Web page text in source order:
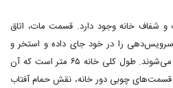
شفاف خانه وجود دارد. قسمت مات، اتاق
را در خود جای داده و استخر و
سونا در قسمت شیشه‌ای خانه دیده می‌شوند. طول کلی خانه ۶۵ متر است که آن
قسمت‌های چوبی دور خانه، نقش حمام آفتاب